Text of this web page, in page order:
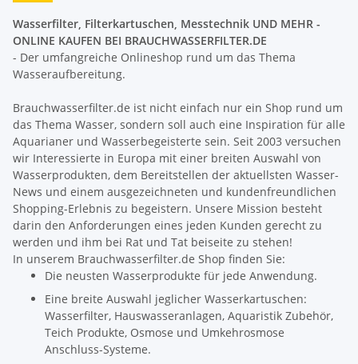
Wasserfilter, Filterkartuschen, Messtechnik UND MEHR -
ONLINE KAUFEN BEI BRAUCHWASSERFILTER.DE
- Der umfangreiche Onlineshop rund um das Thema
Wasseraufbereitung.
Brauchwasserfilter.de ist nicht einfach nur ein Shop rund um
das Thema Wasser, sondern soll auch eine Inspiration für alle
Aquarianer und Wasserbegeisterte sein. Seit 2003 versuchen
wir Interessierte in Europa mit einer breiten Auswahl von
Wasserprodukten, dem Bereitstellen der aktuellsten Wasser-
News und einem ausgezeichneten und kundenfreundlichen
Shopping-Erlebnis zu begeistern. Unsere Mission besteht
darin den Anforderungen eines jeden Kunden gerecht zu
werden und ihm bei Rat und Tat beiseite zu stehen!
In unserem Brauchwasserfilter.de Shop finden Sie:
Die neusten Wasserprodukte für jede Anwendung.
Eine breite Auswahl jeglicher Wasserkartuschen:
Wasserfilter, Hauswasseranlagen, Aquaristik Zubehör,
Teich Produkte, Osmose und Umkehrosmose
Anschluss-Systeme.